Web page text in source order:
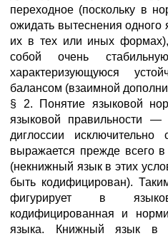
переходное (поскольку в
ожидать вытеснения одного
их в тех или иных формах),
собой очень
характеризующуюся
балансом (взаимной
§ 2. Понятие языковой
языковой правильности —
диглоссии
выражается прежде всего
(некнижный язык в этих
быть кодифицирован).
фигурирует в
кодифицированная и
языка. Книжный язык в